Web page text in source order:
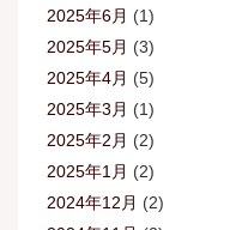
2025年6月 (1)
2025年5月 (3)
2025年4月 (5)
2025年3月 (1)
2025年2月 (2)
2025年1月 (2)
2024年12月 (2)